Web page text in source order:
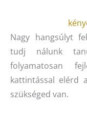
Nagy hangsúlyt
tudj nálunk
folyamatosan
kattintással elérd
szükséged van.